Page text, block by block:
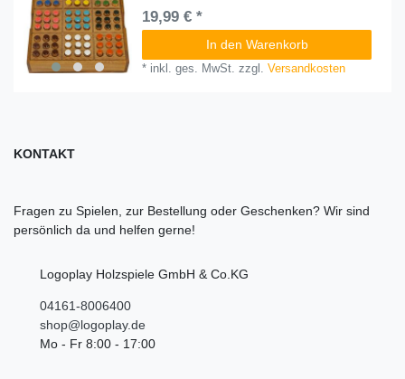
19,99 € *
In den Warenkorb
* inkl. ges. MwSt. zzgl.Versandkosten
KONTAKT
Fragen zu Spielen, zur Bestellung oder Geschenken? Wir sind
persönlich da und helfen gerne!
Logoplay Holzspiele GmbH & Co.KG
04161-8006400
shop@logoplay.de
Mo - Fr 8:00 - 17:00